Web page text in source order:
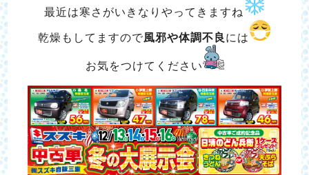
最近は寒さがいきなりやってきますね
乾燥もしてますので風邪や体調不良 には
お気をつけてください